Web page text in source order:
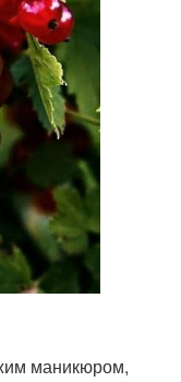
маникюром,